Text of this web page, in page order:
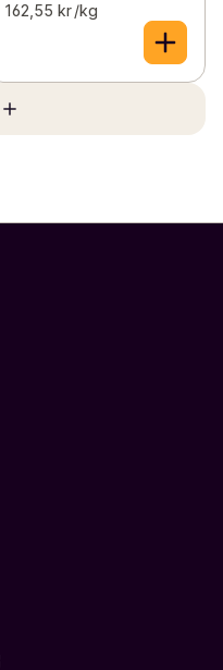
162,55 kr /kg